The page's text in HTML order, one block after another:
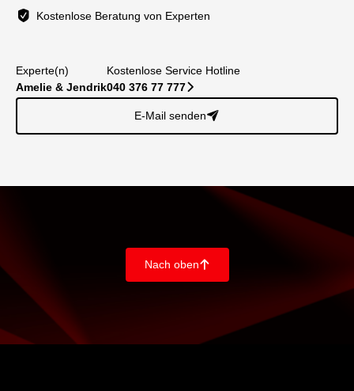
Kostenlose Beratung von Experten
Experte(n)
Amelie & Jendrik
Kostenlose Service Hotline
040 376 77 777􀆊
E-Mail senden􀈠
Nach oben􀄨